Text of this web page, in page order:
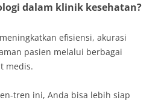
dalam klinik kesehatan?
efisiensi, akurasi
pasien melalui berbagai
medis.
tren ini, Anda bisa lebih siap